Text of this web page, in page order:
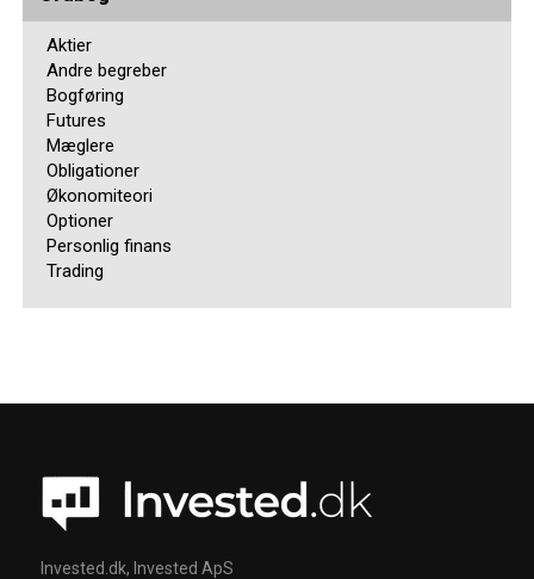
Aktier
Andre begreber
Bogføring
Futures
Mæglere
Obligationer
Økonomiteori
Optioner
Personlig finans
Trading
Invested.dk, Invested ApS